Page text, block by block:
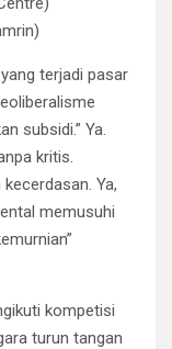
terjadi pasar
subsidi.” Ya.
kritis.
Ya,
memusuhi
kompetisi
turun tangan